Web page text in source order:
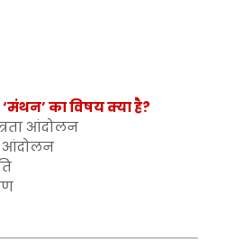
‘मंथन’ का विषय क्या है?
आंदोलन
आंदोलन